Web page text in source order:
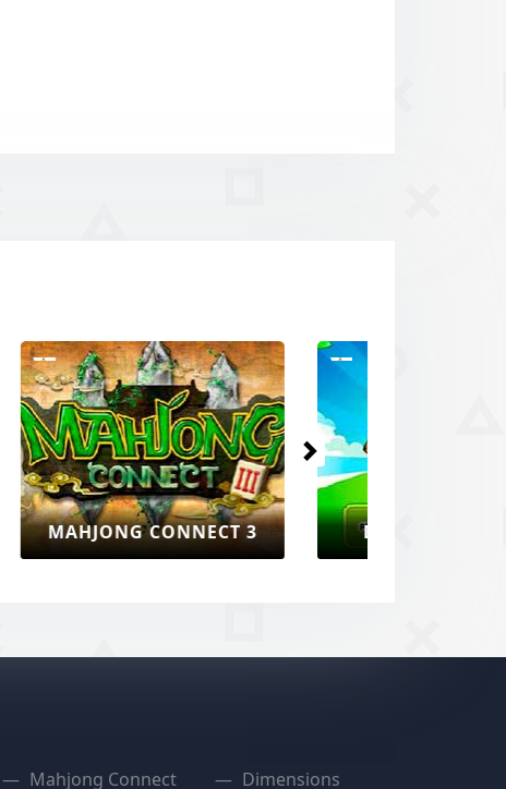
BUG CONNECT MAHJONG
Volgende
Mahjong Connect Dimensions